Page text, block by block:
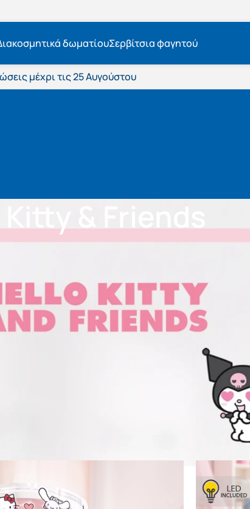
δωματίουΣερβίτσια φαγητού
μέχρι τις 25 Αυγούστου
Δωρεάν μεταφορικά
BOXNOW αποστολή
– είναι εδώ για να φωτίσουν κάθε
Δείξε 12